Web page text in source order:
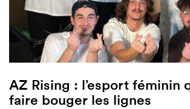
AZ Rising : l’esport féminin
faire bouger les lignes